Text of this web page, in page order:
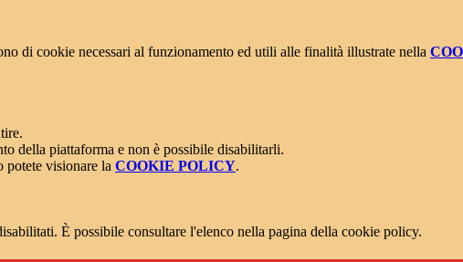
di cookie necessari al funzionamento ed utili alle finalità illustrate nella
della piattaforma e non è possibile disabilitarli.
potete visionare la COOKIE POLICY.
È possibile consultare l'elenco nella pagina della cookie policy.